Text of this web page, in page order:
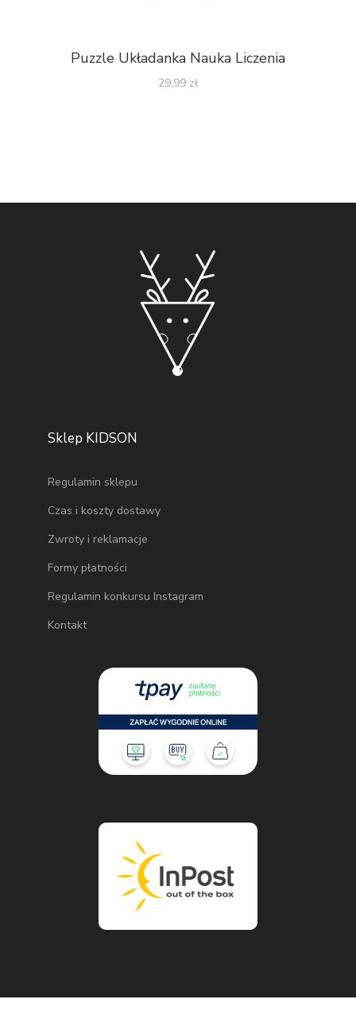
Puzzle Układanka Nauka Liczenia
29,99 zł
Sklep KIDSON
Regulamin sklepu
Czas i koszty dostawy
Zwroty i reklamacje
Formy płatności
Regulamin konkursu Instagram
Kontakt